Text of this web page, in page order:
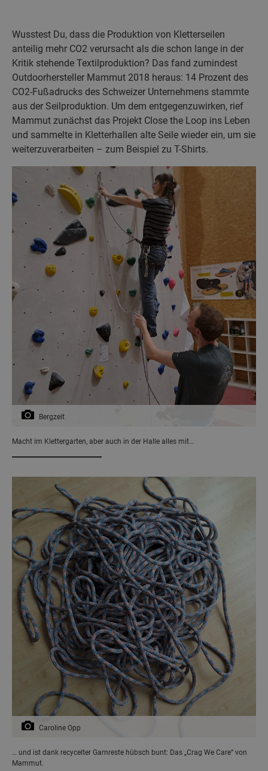
Wusstest Du, dass die Produktion von Kletterseilen
anteilig mehr CO2 verursacht als die schon lange in der
Kritik stehende Textilproduktion? Das fand zumindest
Outdoorhersteller Mammut 2018 heraus: 14 Prozent des
CO2-Fußadrucks des Schweizer Unternehmens stammte
aus der Seilproduktion. Um dem entgegenzuwirken, rief
Mammut zunächst das Projekt Close the Loop ins Leben
und sammelte in Kletterhallen alte Seile wieder ein, um sie
weiterzuverarbeiten – zum Beispiel zu T-Shirts.
Bergzeit
Macht im Klettergarten, aber auch in der Halle alles mit…
Caroline Opp
… und ist dank recycelter Garnreste hübsch bunt: Das „Crag We Care“ von
Mammut.